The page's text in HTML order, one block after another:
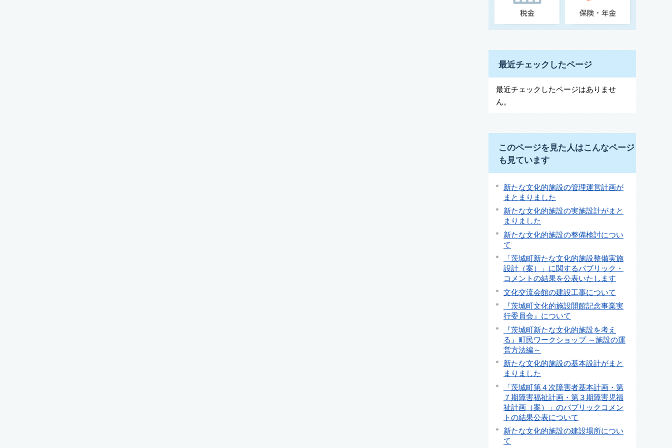
最近チェックしたページ
最近チェックしたページはありませ
ん。
このページを見た人はこんなページ
も見ています
新たな文化的施設の管理運営計画が
まとまりました
新たな文化的施設の実施設計がまと
まりました
新たな文化的施設の整備検討につい
て
「茨城町新たな文化的施設整備実施
設計（案）」に関するパブリック・
コメントの結果を公表いたします
文化交流会館の建設工事について
『茨城町文化的施設開館記念事業実
行委員会』について
『茨城町新たな文化的施設を考え
る』町民ワークショップ ～施設の運
営方法編～
新たな文化的施設の基本設計がまと
まりました
「茨城町第４次障害者基本計画・第
７期障害福祉計画・第３期障害児福
祉計画（案）」のパブリックコメン
トの結果公表について
新たな文化的施設の建設場所につい
て